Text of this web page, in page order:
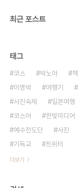
최근 포스트
태그
코스 박노아 책
이명박
여행기
사진숙제
일본여행
코스어
한빛미디어
예수전도단
사진
기독교
트위터
더보기